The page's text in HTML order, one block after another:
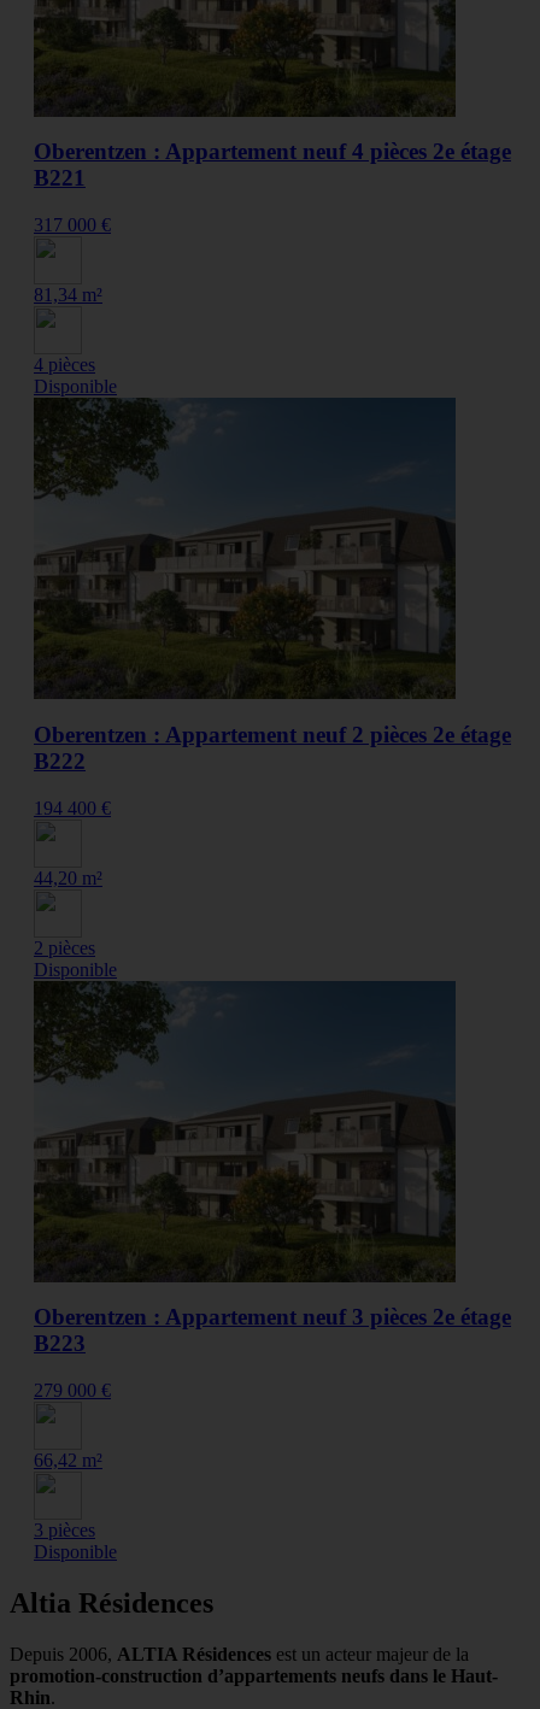
Oberentzen : Appartement neuf 4 pièces 2e étage
B221
317 000 €
81,34 m²
4 pièces
Disponible
Oberentzen : Appartement neuf 2 pièces 2e étage
B222
194 400 €
44,20 m²
2 pièces
Disponible
Oberentzen : Appartement neuf 3 pièces 2e étage
B223
279 000 €
66,42 m²
3 pièces
Disponible
Altia Résidences
Depuis 2006, ALTIA Résidences est un acteur majeur de la
promotion-construction d’appartements neufs dans le Haut-
Rhin.